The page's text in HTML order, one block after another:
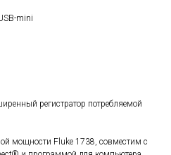
mini
регистратор потребляемой
мощности Fluke 1738, совместим с